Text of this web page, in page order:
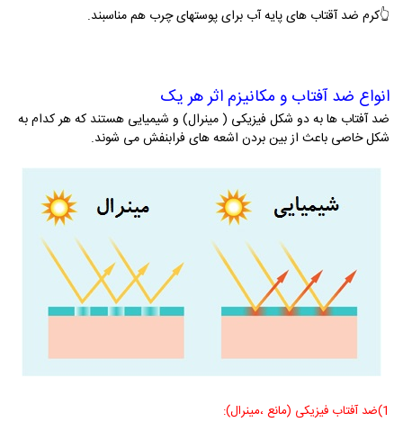
👆کرم ضد آقتاب های پایه آب برای پوستهای چرب هم مناسبند.
انواع ضد آفتاب و مکانیزم اثر هر یک
ضد آفتاب ها به دو شکل فیزیکی ( مینرال) و شیمیایی هستند که هر کدام به
شکل خاصی باعث از بین بردن اشعه های فرابنفش می شوند.
1)ضد آفتاب فیزیکی (مانع ،مینرال):